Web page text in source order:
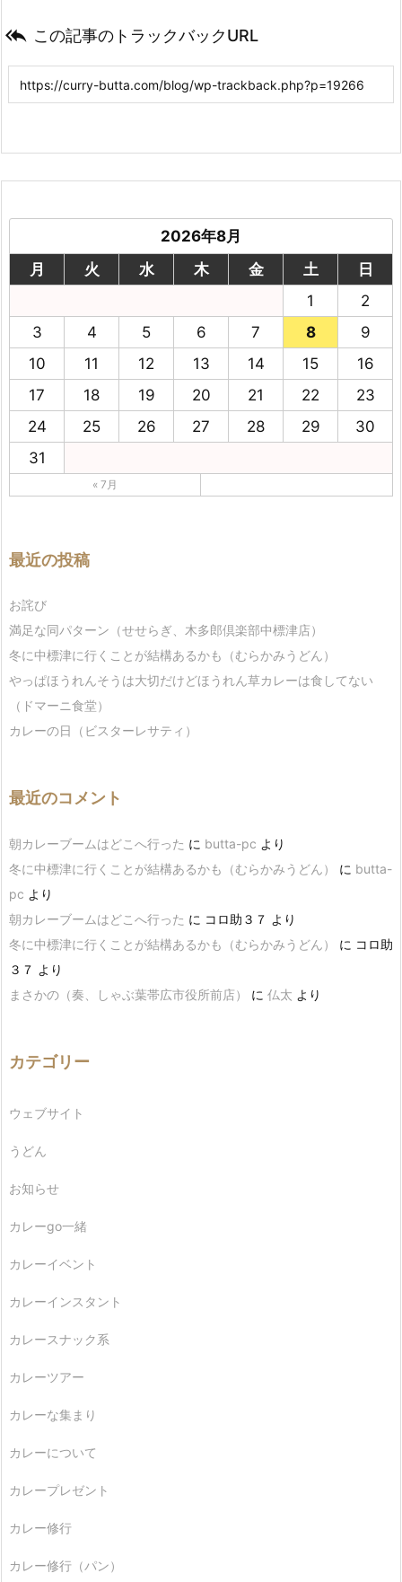
 この記事のトラックバックURL
2026年8月
月
火 水 木 金 土
日
1
2
3
4 5 6 7 8
9
10
11 12 13 14 15
16
17
18 19 20 21 22
23
24
25 26 27 28 29
30
31
« 7月
最近の投稿
お詫び
満足な同パターン（せせらぎ、木多郎倶楽部中標津店）
冬に中標津に行くことが結構あるかも（むらかみうどん）
やっぱほうれんそうは大切だけどほうれん草カレーは食してない
（ドマーニ食堂）
カレーの日（ビスターレサティ）
最近のコメント
朝カレーブームはどこへ行った に butta-pc より
冬に中標津に行くことが結構あるかも（むらかみうどん）
に butta-
pc より
朝カレーブームはどこへ行った に コロ助３７ より
冬に中標津に行くことが結構あるかも（むらかみうどん）
に コロ助
３７ より
まさかの（奏、しゃぶ葉帯広市役所前店）
に 仏太 より
カテゴリー
ウェブサイト
うどん
お知らせ
カレーgo一緒
カレーイベント
カレーインスタント
カレースナック系
カレーツアー
カレーな集まり
カレーについて
カレープレゼント
カレー修行
カレー修行（パン）